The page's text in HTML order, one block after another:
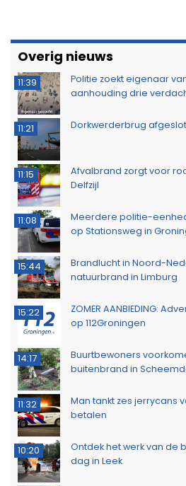
Overig nieuws
11:39
Politie zoekt eigenaar
aanhouding drie
11:21 Dorkwerderbrug
11:15
Afvalbrand zorgt voor
Delfzijl
11:08
Meerdere politie-
op Stationsweg in
15:44
Brandlucht in Noord-
natuurbrand in Limburg
15:22
ZOMER AANBIEDING:
op 112Groningen
14:17
Buurtbewoners
buitenbrand in
11:32
Man tankt zes jerrycans
betalen
10:20
Ontdek het werk van de
dag in Leek